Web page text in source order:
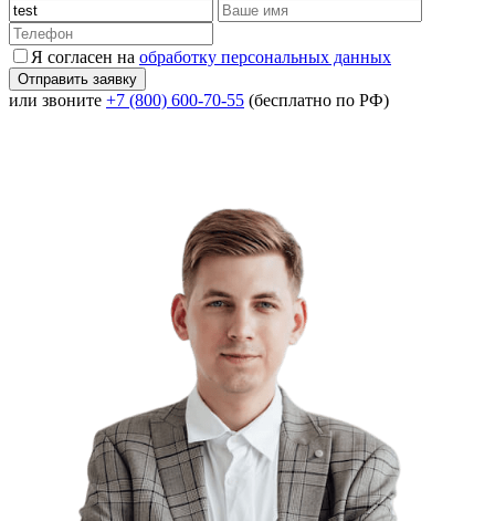
Я согласен на обработку персональных данных
или звоните +7 (800) 600-70-55 (бесплатно по РФ)